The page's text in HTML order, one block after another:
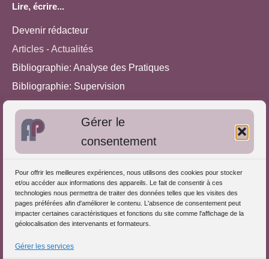
Gérer le
consentement
Pour offrir les meilleures expériences, nous utilisons des cookies pour stocker
et/ou accéder aux informations des appareils. Le fait de consentir à ces
technologies nous permettra de traiter des données telles que les visites des
pages préférées afin d'améliorer le contenu. L'absence de consentement peut
impacter certaines caractéristiques et fonctions du site comme l'affichage de la
géolocalisation des intervenants et formateurs.
Gérer les services
Lire, écrire...
Devenir rédacteur
Articles - Actualités
Bibliographie: Analyse des Pratiques
Bibliographie: Supervision
Approches de l'Analyse des pratiques
S'inscrire dans l'Annuaire
Publiez vos formations
Charte déontologique